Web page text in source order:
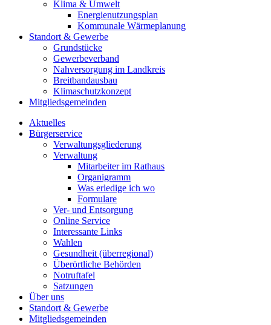
Klima & Umwelt
Energienutzungsplan
Kommunale Wärmeplanung
Standort & Gewerbe
Grundstücke
Gewerbeverband
Nahversorgung im Landkreis
Breitbandausbau
Klimaschutzkonzept
Mitgliedsgemeinden
Aktuelles
Bürgerservice
Verwaltungsgliederung
Verwaltung
Mitarbeiter im Rathaus
Organigramm
Was erledige ich wo
Formulare
Ver- und Entsorgung
Online Service
Interessante Links
Wahlen
Gesundheit (überregional)
Überörtliche Behörden
Notruftafel
Satzungen
Über uns
Standort & Gewerbe
Mitgliedsgemeinden